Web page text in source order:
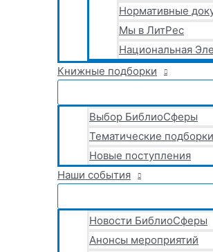
Нормативные
Мы в ЛитРес
Национальная
Книжные подборки
Выбор БиблиоСферы
Тематические подборки
Новые поступления
Наши события
Новости БиблиоСферы
Анонсы мероприятий